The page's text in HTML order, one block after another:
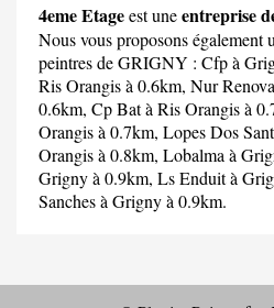
4eme Etageest uneentreprise
Nous vous proposons également
peintres de GRIGNY : Cfpà
Ris Orangis à 0.6km, Nur
0.6km, Cp Batà Ris Orangis à
Orangis à 0.7km, Lopes Dos
Orangis à 0.8km, Lobalma à
Grigny à 0.9km, Ls Enduità
Sanchesà Grigny à 0.9km.